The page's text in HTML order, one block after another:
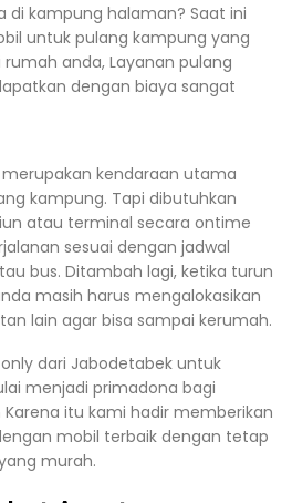
di kampung halaman? Saat ini
untuk pulang kampung yang
anda, Layanan pulang
dengan biaya sangat
merupakan kendaraan utama
kampung. Tapi dibutuhkan
atau terminal secara ontime
sesuai dengan jadwal
bus. Ditambah lagi, ketika turun
masih harus mengalokasikan
lain agar bisa sampai kerumah.
dari Jabodetabek untuk
menjadi primadona bagi
itu kami hadir memberikan
mobil terbaik dengan tetap
murah.